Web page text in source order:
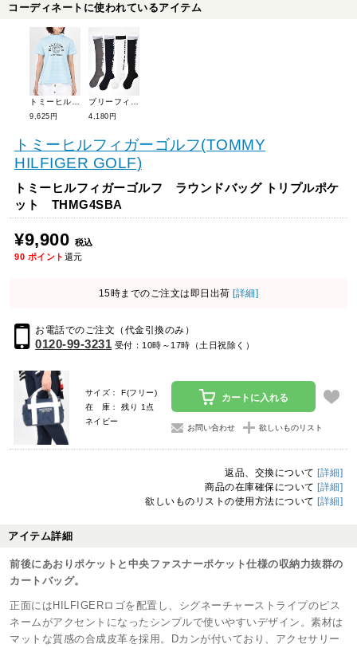
コーディネートに使われているアイテム
9,625円 4,180円
トミーヒルフィガーゴルフ(TOMMY
HILFIGER GOLF)
トミーヒルフィガーゴルフ ラウンドバッグ トリプルポケ
ット THMG4SBA
¥9,900 税込
90 ポイント 還元
15時までのご注文は即日出荷 [詳細]
お電話でのご注文（代金引換のみ）
0120-99-3231 受付：10時～17時（土日祝除く）
サイズ： F(フリー)
在 庫： 残り 1点
ネイビー
カートに入れる
お問い合わせ 欲しいものリスト
返品、交換について [詳細]
商品の在庫確保について [詳細]
欲しいものリストの使用方法について [詳細]
アイテム詳細
前後にあおりポケットと中央ファスナーポケット仕様の収納力抜群の
カートバッグ。
正面にはHILFIGERロゴを配置し、シグネーチャーストライプのピス
ネームがアクセントになったシンプルで使いやすいデザイン。素材は
マットな質感の合成皮革を採用。Dカンが付いており、アクセサリー